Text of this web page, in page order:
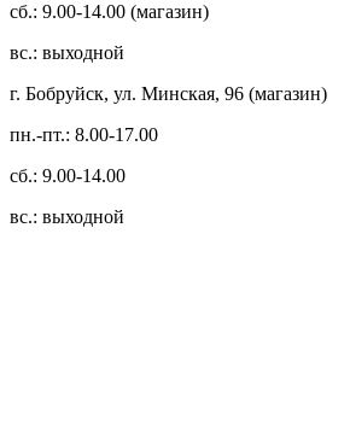
сб.: 9.00-14.00 (магазин)
вс.: выходной
г. Бобруйск, ул. Минская, 96 (магазин)
пн.-пт.: 8.00-17.00
сб.: 9.00-14.00
вс.: выходной